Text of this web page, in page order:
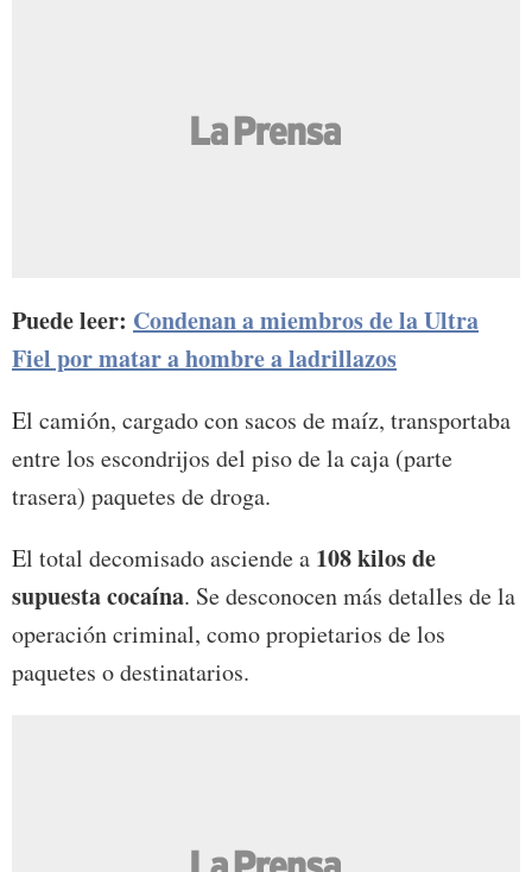
Puede leer: Condenan a miembros de la Ultra
Fiel por matar a hombre a ladrillazos
El camión, cargado con sacos de maíz, transportaba
entre los escondrijos del piso de la caja (parte
trasera) paquetes de droga.
El total decomisado asciende a 108 kilos de
supuesta cocaína. Se desconocen más detalles de la
operación criminal, como propietarios de los
paquetes o destinatarios.